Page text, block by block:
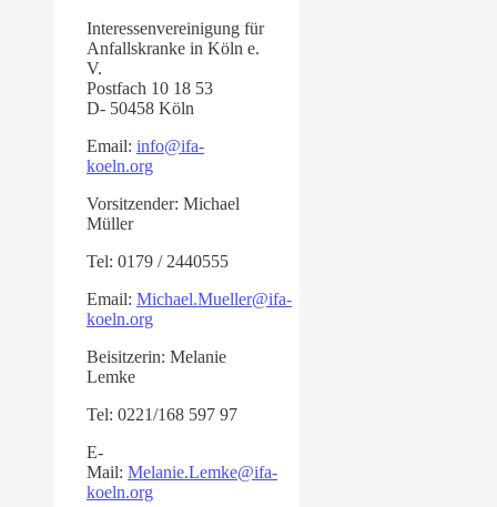
Interessenvereinigung für
Anfallskranke in Köln e.
V.
Postfach 10 18 53
D- 50458 Köln
Email: info@ifa-
koeln.org
Vorsitzender: Michael
Müller
Tel: 0179 / 2440555
Email: Michael.Mueller@ifa-
koeln.org
Beisitzerin: Melanie
Lemke
Tel: 0221/168 597 97
E-
Mail: Melanie.Lemke@ifa-
koeln.org